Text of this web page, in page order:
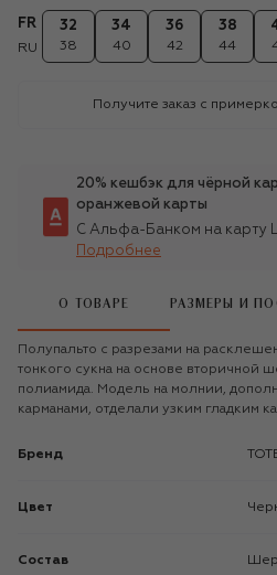
FR
RU
32
38
34
40
36
42
38
44
Получите заказ с
20% кешбэк для чёрной
оранжевой карты
С Альфа-Банком на карту
Подробнее
О ТОВАРЕ РАЗМЕРЫ И
Полупальто с разрезами на
тонкого сукна на основе вторичной
полиамида. Модель на молнии,
карманами, отделали узким гладким
Бренд
Цвет
Состав